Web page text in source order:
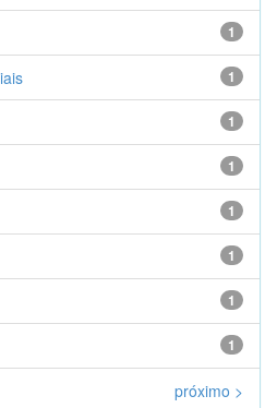
1
1
1
1
1
1
1
1
próximo >